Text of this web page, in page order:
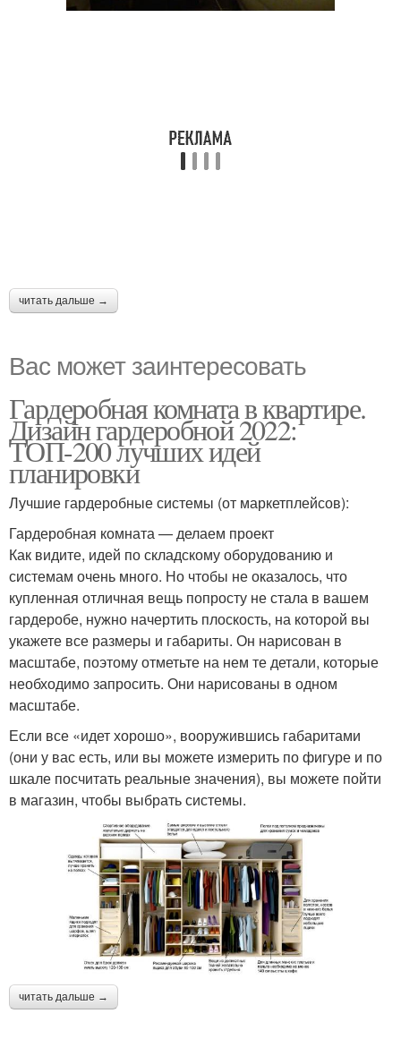
читать дальше →
Вас может заинтересовать
Гардеробная комната в квартире.
Дизайн гардеробной 2022:
ТОП-200 лучших идей
планировки
Лучшие гардеробные системы (от маркетплейсов):
Гардеробная комната — делаем проект
Как видите, идей по складскому оборудованию и
системам очень много. Но чтобы не оказалось, что
купленная отличная вещь попросту не стала в вашем
гардеробе, нужно начертить плоскость, на которой вы
укажете все размеры и габариты. Он нарисован в
масштабе, поэтому отметьте на нем те детали, которые
необходимо запросить. Они нарисованы в одном
масштабе.
Если все «идет хорошо», вооружившись габаритами
(они у вас есть, или вы можете измерить по фигуре и по
шкале посчитать реальные значения), вы можете пойти
в магазин, чтобы выбрать системы.
читать дальше →